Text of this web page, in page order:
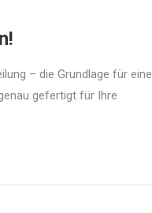
– die Grundlage für eine
gefertigt für Ihre